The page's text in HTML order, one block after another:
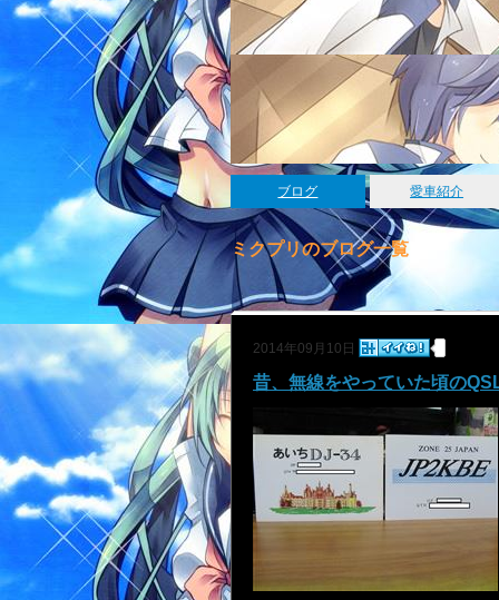
ブログ 愛車紹介
ミクプリのブログ一覧
2014年09月10日
昔、無線をやっていた頃の